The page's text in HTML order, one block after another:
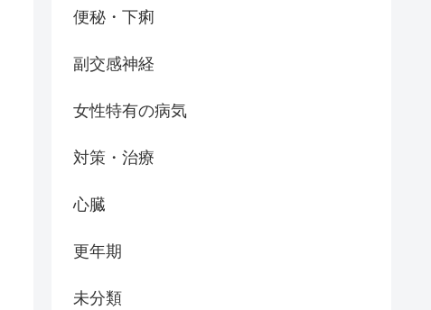
便秘・下痢
副交感神経
女性特有の病気
対策・治療
心臓
更年期
未分類